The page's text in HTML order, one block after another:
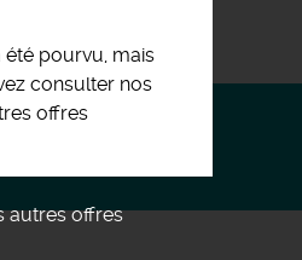
été pourvu, mais
consulter nos
offres
autres offres
EN TP F/H